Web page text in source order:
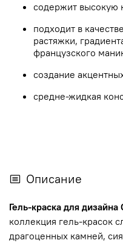
содержит высокую
подходит в
растяжки,
французского
создание
средне-жидкая
Описание
Гель-краска для дизайна
коллекция гель-красок
драгоценных камней,